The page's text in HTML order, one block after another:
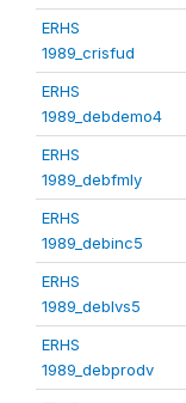
ERHS
1989_crisfud
ERHS
1989_debdemo4
ERHS
1989_debfmly
ERHS
1989_debinc5
ERHS
1989_deblvs5
ERHS
1989_debprodv